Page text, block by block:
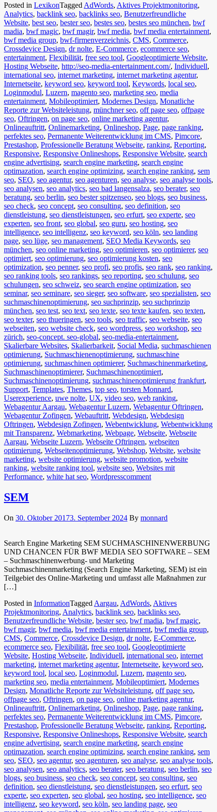
Posted in LexikonTagged AdWords, Aktives Projektmonitoring,
Analytics, backlink seo, backlinks seo, Benutzerfreundliche
Website, best seo, bester seo, bestes seo, bestes seo münchen, bwf
madia, bwf magic, bwf magir, bwf media, bwf media entertainment,
bwf media group, bwf-firmenverzeichnis, CMS, Commerce,
Crossdevice Design, dr nolte, E-Commerce, ecommerce seo,
entertainment, Flexibilität, free seo tool, Googleoptimierte Website,
Hosting Webseite, http://seo-media-entertainment.com/, Individuell,
international seo, internet marketing, internet marketing agentur,
Internetseite, keyword seo, keyword tool, Keywords, local seo,
Loginmodul, Luzern, magento seo, marketing seo, media
entertainment, Mobileoptimiert, Modernes Design, Monatliche
Reporte zur Websiteleistung, münchner seo, off page seo, offpage
seo, Oftringen, on page seo, online marketing agentur,
Onlineauftritt, Onlinemarketing, Onlineshop, Page, page ranking,
perfektes seo, Permanente Weiterentwicklung im CMS, Pimcore,
Prestashop, Professionelle Beratung Webseite, ranking, Reporting,
Responsive, Responsive Onlineshops, Responsive Website, search
engine advertising, search engine marketing, search engine
optimazation, search engine optimizing, search engine ranking, sem
seo, SEO, seo agentur, seo agenturen, seo analyse, seo analyse tools,
seo analysen, seo analytics, seo bad langensalza, seo berater, seo
beratung, seo berlin, seo bester spitzenseo, seo blogs, seo business,
seo check, seo concept, seo consulting, seo definition, seo
dienstleistung, seo dienstleistungen, seo erfurt, seo experte, seo
experten, seo front, seo global, seo guru, seo hosting, seo
intelligence, seo intelligenz, seo keyword, seo köln, seo landing
page, seo lüge, seo management, SEO Media Keywords, seo
münchen, seo online marketing, seo optimieren, seo optimierer, seo
optimiert, seo optimierung, seo optimierung kosten, seo
optimization, seo penner, seo profi, seo profis, seo rank, seo ranking,
seo ranking tools, seo rankings, seo reporting, seo schulung, seo
schulungen, seo schweiz, seo search engine optimization, seo
seminar, seo seminare, seo sieger, seo software, seo spezialisten, seo
suchmaschinenoptimierung, seo suchprinzip, seo suchprinzip
münchen, seo test, seo text, seo texte, seo texte kaufen, seo texten,
seo texter, seo thueringen, seo tools, seo traffic, seo webseite, seo
webseiten, seo website check, seo wordpress, seo workshop, seo
zürich, seo-concept. seo-global, seo-media-entertainment,
Skalierbare Websites, Skalierbarkeit, Social Media, suchmaschienen
optimierung, Suchmaschienenoptimierung, suchmaschine
optimierung, suchmaschinen optimierer, Suchmaschinenmarketing,
Suchmaschinenoptimierer, Suchmaschinenoptimiert,
Suchmaschinenoptimierung, suchmaschinenoptimierung frankfurt,
Support, Templates, Themes, top seo, torsten Monnard,
Userexperience, uwe nolte, UX, video seo, web ranking,
Webagentur Aargau, Webagentur Luzern, Webagentur Oftringen,
Webagentur Zofingen, Webauftritt, Webdesign, Webdesign
Oftringen, Webdesign Zofingen, Webentwicklung, Webentwicklung
mit Transparenz, Webmarketing, Webpage, Webseite, Webseite
Aargau, Webseite Luzern, Webseite Oftringen, webseiten
optimierung, Webseitenoptimierung, Webshop, Website, website
marketing, website optimierung, website promotion, website
ranking, website ranking tool, website seo, Websites mit
Performance, white hat seo, Wordpresscomment
SEM
On 30. Oktober 20173. September 2024 By monnard
Search Engine Marketing SEM SUCHMASCHINENWERBUNG
UND CHANCEN FÜR BWF MEDIA SEO SOFTWARE – SEM
– Suchmaschinenwerbung- und Marketing
Suchmaschinenmarketing (Search Engine Marketing, SEM) ist ein
Teilgebiet des Online-Marketing und umfasst alle Maßnahmen zur
[…]
Posted in InformationTagged Aargau, AdWords, Aktives
Projektmonitoring, Analytics, backlink seo, backlinks seo,
Benutzerfreundliche Website, bester seo, bwf madia, bwf magic,
bwf magir, bwf media, bwf media entertainment, bwf media group,
CMS, Commerce, Crossdevice Design, dr nolte, E-Commerce,
ecommerce seo, Flexibilität, free seo tool, Googleoptimierte
Website, Hosting Webseite, Individuell, international seo, internet
marketing, internet marketing agentur, Internetseite, keyword seo,
keyword tool, local seo, Loginmodul, Luzern, magento seo,
marketing seo, media entertainment, Mobileoptimiert, Modernes
Design, Monatliche Reporte zur Websiteleistung, off page seo,
offpage seo, Oftringen, on page seo, online marketing agentur,
Onlineauftritt, Onlinemarketing, Onlineshop, Page, page ranking,
perfektes seo, Permanente Weiterentwicklung im CMS, Pimcore,
Prestashop, Professionelle Beratung Webseite, ranking, Reporting,
Responsive, Responsive Onlineshops, Responsive Website, search
engine advertising, search engine marketing, search engine
optimazation, search engine optimizing, search engine ranking, sem
seo, SEO, seo agentur, seo agenturen, seo analyse, seo analyse tools,
seo analysen, seo analytics, seo berater, seo beratung, seo berlin, seo
blogs, seo business, seo check, seo concept, seo consulting, seo
definition, seo dienstleistung, seo dienstleistungen, seo erfurt, seo
experte, seo experten, seo global, seo hosting, seo intelligence, seo
intelligenz, seo keyword, seo köln, seo landing page, seo